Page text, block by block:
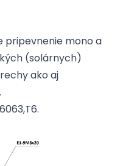
pripevnenie mono a
(solárnych)
ako aj